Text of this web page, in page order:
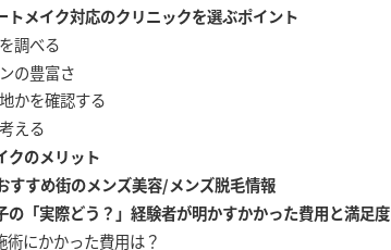
トメイク対応のクリニックを選ぶポイント
調べる
の豊富さ
かを確認する
える
クのメリット
すすめ街のメンズ美容/メンズ脱毛情報
の「実際どう？」経験者が明かすかかった費用と満足度
術にかかった費用は？